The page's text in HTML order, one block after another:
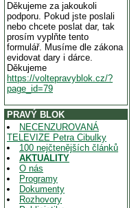
Děkujeme za jakoukoli
podporu. Pokud jste poslali
nebo chcete poslat dar, tak
prosím vyplňte tento
formulář. Musíme dle zákona
evidovat dary i dárce.
Děkujeme
https://voltepravyblok.cz/?
page_id=79
PRAVÝ BLOK
NECENZUROVANÁ
TELEVIZE Petra Cibulky
100 nejčtenějších článků
AKTUALITY
O nás
Programy
Dokumenty
Rozhovory